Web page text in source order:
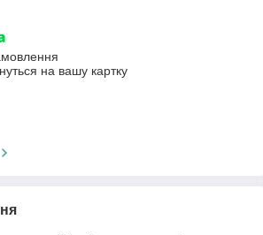
на вашу картку